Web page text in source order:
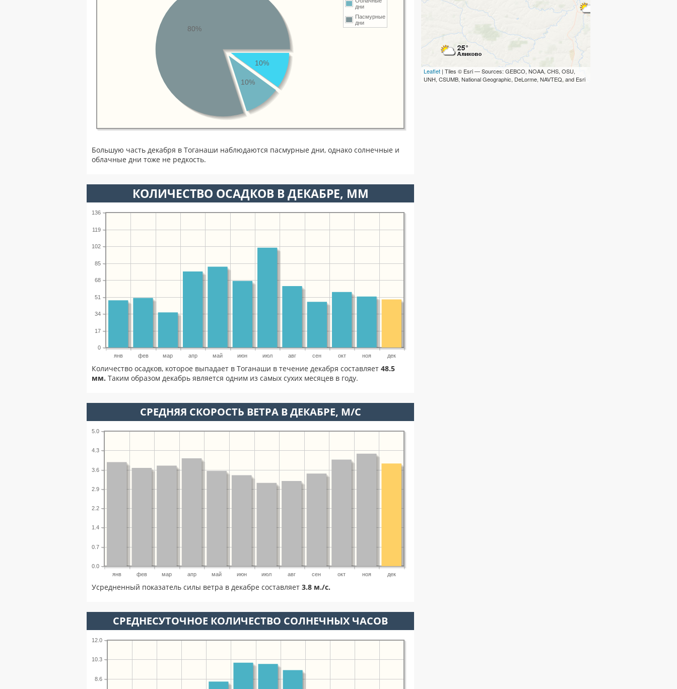
дни
Пасмурные
дни
10%
10%
80%
Большую часть декабря в Тоганаши наблюдаются пасмурные дни, однако солнечные и
облачные дни тоже не редкость.
КОЛИЧЕСТВО ОСАДКОВ В ДЕКАБРЕ, ММ
янв фев мар апр май июн июл авг сен окт ноя дек
0
17
34
51
68
85
102
119
136
Количество осадков, которое выпадает в Тоганаши в течение декабря составляет 48.5
мм. Таким образом декабрь является одним из самых сухих месяцев в году.
СРЕДНЯЯ СКОРОСТЬ ВЕТРА В ДЕКАБРЕ, М/С
янв фев мар апр май июн июл авг сен окт ноя дек
0.0
0.7
1.4
2.2
2.9
3.6
4.3
5.0
Усредненный показатель силы ветра в декабре составляет 3.8 м./с.
СРЕДНЕСУТОЧНОЕ КОЛИЧЕСТВО СОЛНЕЧНЫХ ЧАСОВ
8.6
10.3
12.0
Leaflet | Tiles © Esri — Sources: GEBCO, NOAA, CHS, OSU,
UNH, CSUMB, National Geographic, DeLorme, NAVTEQ, and Esri